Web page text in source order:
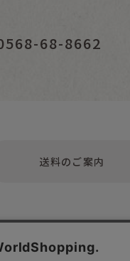
68-8662
送料のご案内